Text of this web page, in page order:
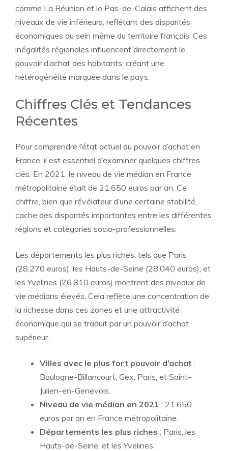
comme La Réunion et le Pas-de-Calais affichent des
niveaux de vie inférieurs, reflétant des disparités
économiques au sein même du territoire français. Ces
inégalités régionales influencent directement le
pouvoir d’achat des habitants, créant une
hétérogénéité marquée dans le pays.
Chiffres Clés et Tendances
Récentes
Pour comprendre l’état actuel du pouvoir d’achat en
France, il est essentiel d’examiner quelques chiffres
clés. En 2021, le niveau de vie médian en France
métropolitaine était de 21.650 euros par an. Ce
chiffre, bien que révélateur d’une certaine stabilité,
cache des disparités importantes entre les différentes
régions et catégories socio-professionnelles.
Les départements les plus riches, tels que Paris
(28.270 euros), les Hauts-de-Seine (28.040 euros), et
les Yvelines (26.810 euros) montrent des niveaux de
vie médians élevés. Cela reflète une concentration de
la richesse dans ces zones et une attractivité
économique qui se traduit par un pouvoir d’achat
supérieur.
Villes avec le plus fort pouvoir d’achat :
Boulogne-Billancourt, Gex, Paris, et Saint-
Julien-en-Genevois.
Niveau de vie médian en 2021 : 21.650
euros par an en France métropolitaine.
Départements les plus riches : Paris, les
Hauts-de-Seine, et les Yvelines.